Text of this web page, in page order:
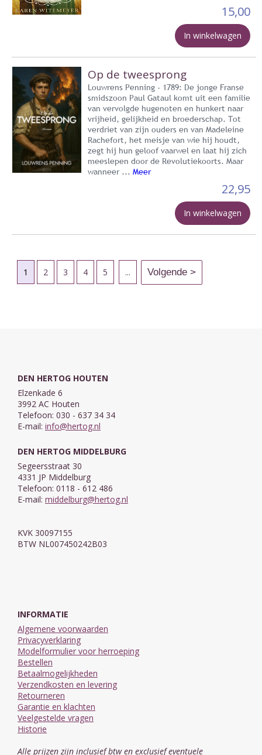
15,00
In winkelwagen
Op de tweesprong
Louwrens Penning - 1789: De jonge Franse
smidszoon Paul Gataul komt uit een familie
van vervolgde hugenoten en hunkert naar
vrijheid, gelijkheid en broederschap. Tot
verdriet van zijn ouders en van Madeleine
Rachefort, het meisje van wie hij houdt,
zegt hij hun geloof vaarwel en laat hij zich
meeslepen door de Revolutiekoorts. Maar
wanneer ... Meer
22,95
In winkelwagen
1 2 3 4 5 ...
DEN HERTOG HOUTEN
Elzenkade 6
3992 AC Houten
Telefoon: 030 - 637 34 34
E-mail: info@hertog.nl
DEN HERTOG MIDDELBURG
Segeersstraat 30
4331 JP Middelburg
Telefoon: 0118 - 612 486
E-mail: middelburg@hertog.nl
KVK 30097155
BTW NL007450242B03
INFORMATIE
Algemene voorwaarden
Privacyverklaring
Modelformulier voor herroeping
Bestellen
Betaalmogelijkheden
Verzendkosten en levering
Retourneren
Garantie en klachten
Veelgestelde vragen
Historie
Alle prijzen zijn inclusief btw en exclusief eventuele